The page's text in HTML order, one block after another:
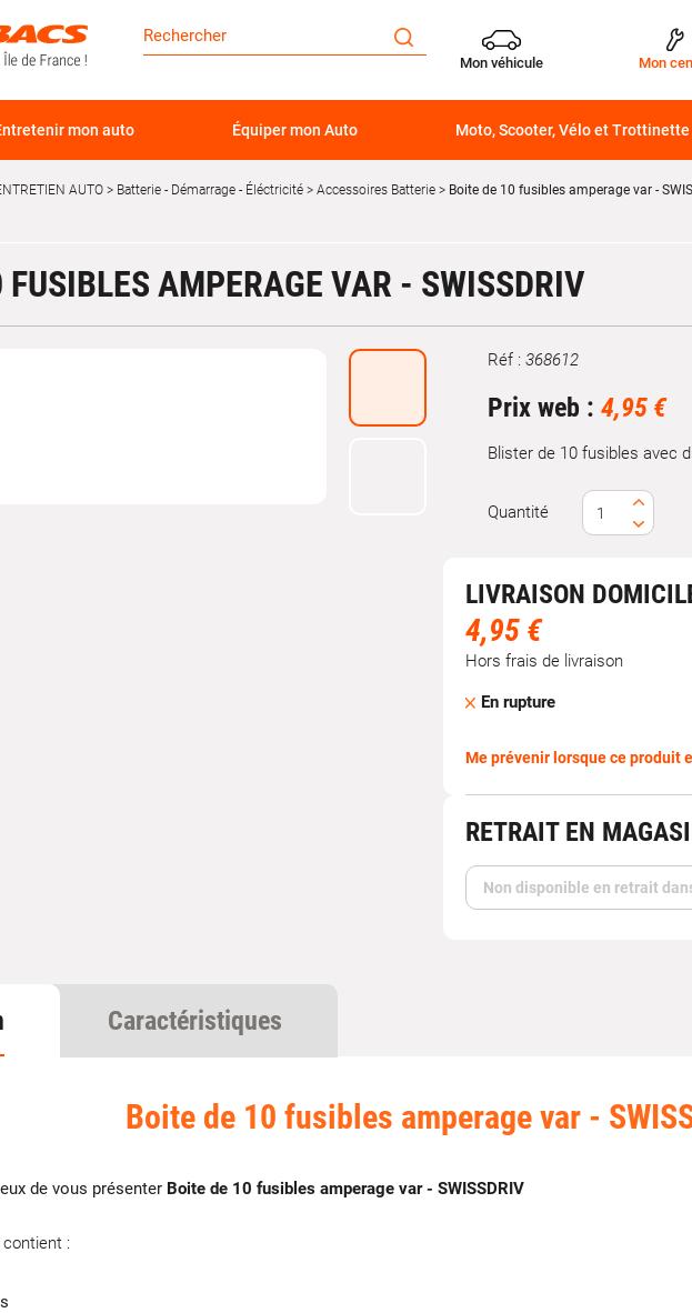
Mon véhicule Mon
mon auto Équiper mon Auto Moto, Scooter, Vélo et Trottinette
AUTO Batterie - Démarrage - Éléctricité Accessoires Batterie Boite de 10 fusibles amperage var -
FUSIBLES AMPERAGE VAR - SWISSDRIV
Marque
Réf : 368612
Prix web : 4,95 €
Blister de 10 fusibles avec
Quantité
LIVRAISON
4,95 €
Hors frais de livraison
En rupture
Me prévenir lorsque ce produit
RETRAIT EN
Non disponible en retrait
Caractéristiques
Boite de 10 fusibles amperage var -
de vous présenter Boite de 10 fusibles amperage var - SWISSDRIV
: